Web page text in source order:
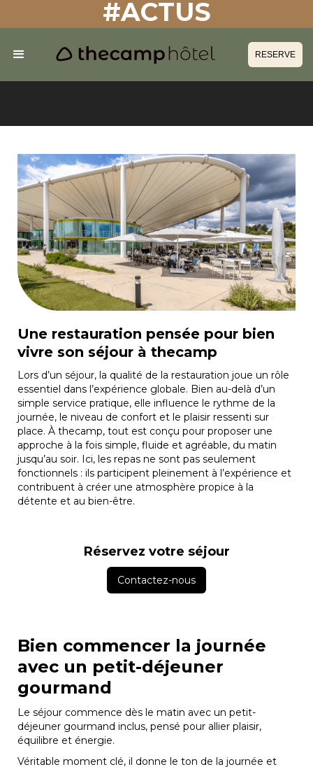
RESERVE
RESERVE
#ACTUS
Une restauration pensée pour bien
vivre son séjour à thecamp
Lors d’un séjour, la qualité de la restauration joue un rôle
essentiel dans l’expérience globale. Bien au-delà d’un
simple service pratique, elle influence le rythme de la
journée, le niveau de confort et le plaisir ressenti sur
place. À thecamp, tout est conçu pour proposer une
approche à la fois simple, fluide et agréable, du matin
jusqu’au soir. Ici, les repas ne sont pas seulement
fonctionnels : ils participent pleinement à l’expérience et
contribuent à créer une atmosphère propice à la
détente et au bien-être.
Réservez votre séjour
Contactez-nous
Bien commencer la journée
avec un petit-déjeuner
gourmand
Le séjour commence dès le matin avec un petit-
déjeuner gourmand inclus, pensé pour allier plaisir,
équilibre et énergie.
Véritable moment clé, il donne le ton de la journée et